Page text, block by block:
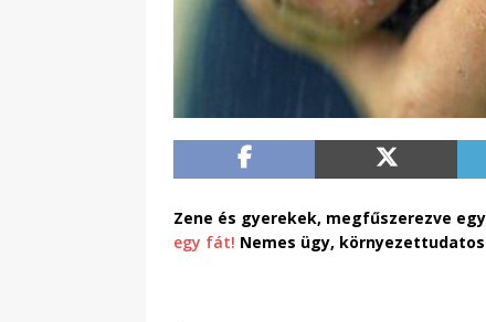
Zene és gyerekek, megfűszerezve
egy fát! Nemes ügy,